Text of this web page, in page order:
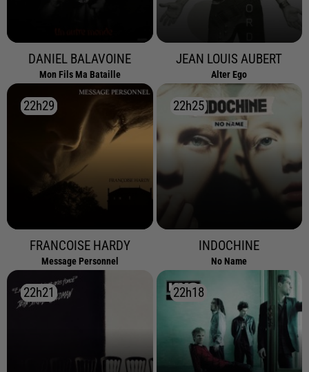
DANIEL BALAVOINE
Mon Fils Ma Bataille
JEAN LOUIS AUBERT
Alter Ego
22h29
22h29
FRANCOISE HARDY
Message Personnel
22h25
22h25
INDOCHINE
No Name
22h21
22h21 22h18
22h18